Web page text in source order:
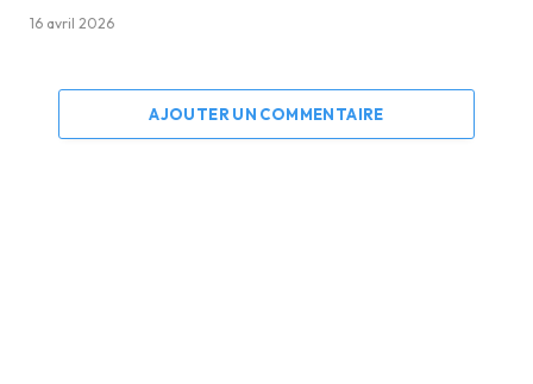
16 avril 2026
AJOUTER UN COMMENTAIRE